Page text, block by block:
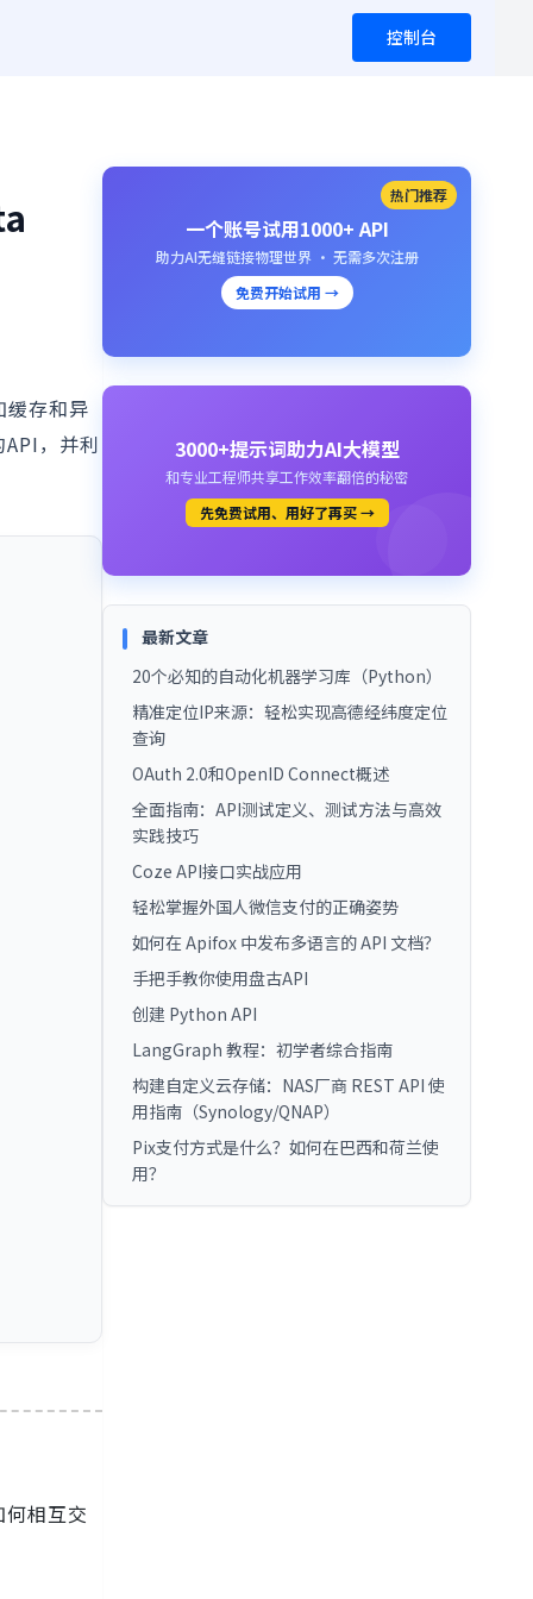
控制台
存和异
，并利
相互交
热门推荐
一个账号试用1000+ API
助力AI无缝链接物理世界 · 无需多次注册
免费开始试用 →
3000+提示词助力AI大模型
和专业工程师共享工作效率翻倍的秘密
先免费试用、用好了再买 →
最新文章
20个必知的自动化机器学习库（Python）
精准定位IP来源：轻松实现高德经纬度定位
查询
OAuth 2.0和OpenID Connect概述
全面指南：API测试定义、测试方法与高效
实践技巧
Coze API接口实战应用
轻松掌握外国人微信支付的正确姿势
如何在 Apifox 中发布多语言的 API 文档？
手把手教你使用盘古API
创建 Python API
LangGraph 教程：初学者综合指南
构建自定义云存储：NAS厂商 REST API 使
用指南（Synology/QNAP）
Pix支付方式是什么？如何在巴西和荷兰使
用？